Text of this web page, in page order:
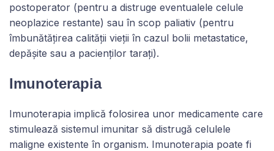
postoperator (pentru a distruge eventualele celule
neoplazice restante) sau în scop paliativ (pentru
îmbunătățirea calității vieții în cazul bolii metastatice,
depășite sau a pacienților tarați).
Imunoterapia
Imunoterapia implică folosirea unor medicamente care
stimulează sistemul imunitar să distrugă celulele
maligne existente în organism. Imunoterapia poate fi